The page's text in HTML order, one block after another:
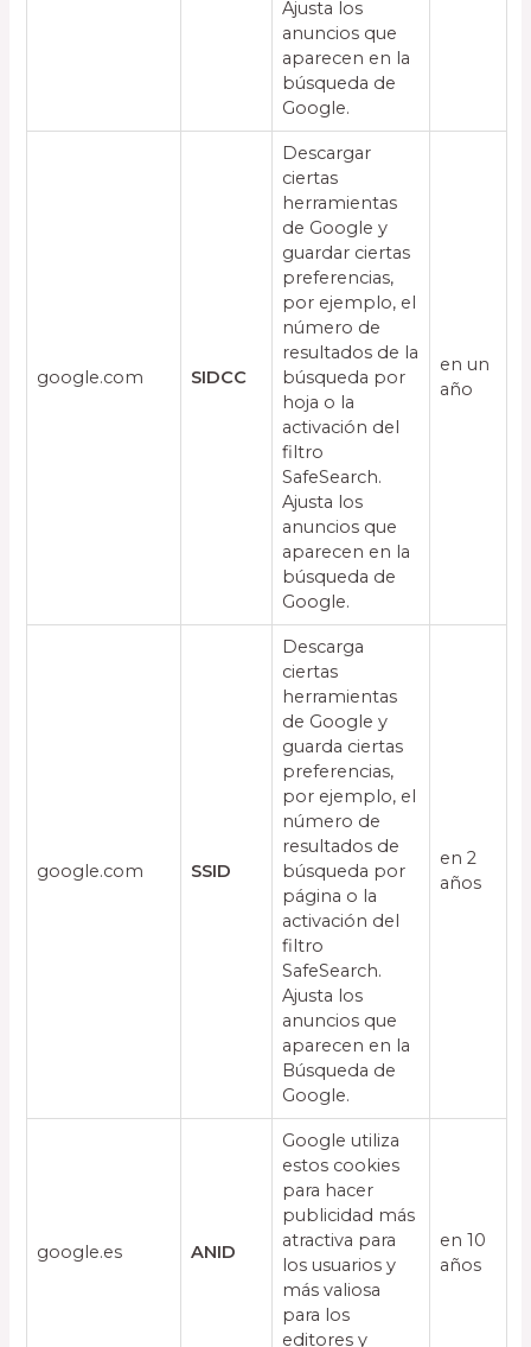
Ajusta los
anuncios que
aparecen en la
búsqueda de
Google.
google.com SIDCC
Descargar
ciertas
herramientas
de Google y
guardar ciertas
preferencias,
por ejemplo, el
número de
resultados de la
búsqueda por
hoja o la
activación del
filtro
SafeSearch.
Ajusta los
anuncios que
aparecen en la
búsqueda de
Google.
en un
año
google.com SSID
Descarga
ciertas
herramientas
de Google y
guarda ciertas
preferencias,
por ejemplo, el
número de
resultados de
búsqueda por
página o la
activación del
filtro
SafeSearch.
Ajusta los
anuncios que
aparecen en la
Búsqueda de
Google.
en 2
años
google.es ANID
Google utiliza
estos cookies
para hacer
publicidad más
atractiva para
los usuarios y
más valiosa
para los
editores y
en 10
años